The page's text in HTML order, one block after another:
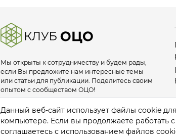
Мы открыты к сотрудничеству и будем рады,
если Вы предложите нам интересные темы
или статьи для публикации. Поделитесь своим
опытом с сообществом ОЦО!
Данный веб-сайт использует файлы cookie
компьютере. Если вы продолжаете работать
соглашаетесь с использованием файлов